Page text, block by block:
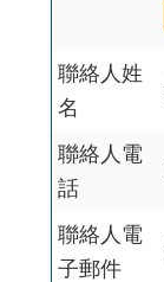
聯絡人姓
名
聯絡人電
話
聯絡人電
子郵件